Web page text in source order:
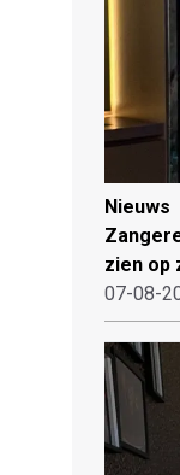
Nieuws
zien op
07-08-